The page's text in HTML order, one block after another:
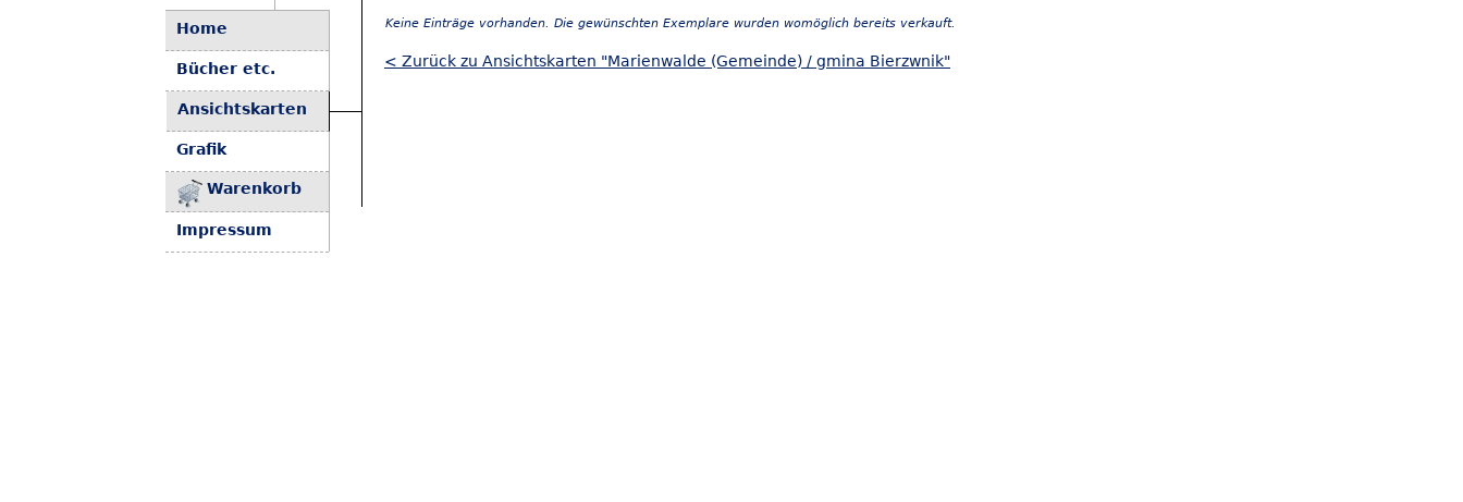
Home
Bücher etc.
Ansichtskarten
Grafik
Warenkorb
Impressum
Keine Einträge vorhanden. Die gewünschten Exemplare wurden womöglich bereits verkauft.
< Zurück zu Ansichtskarten "Marienwalde (Gemeinde) / gmina Bierzwnik"